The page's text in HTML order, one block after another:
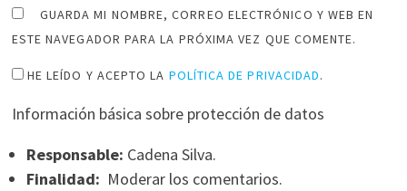
GUARDA MI NOMBRE, CORREO ELECTRÓNICO Y WEB EN
ESTE NAVEGADOR PARA LA PRÓXIMA VEZ QUE COMENTE.
HE LEÍDO Y ACEPTO LA POLÍTICA DE PRIVACIDAD.
Información básica sobre protección de datos
Responsable: Cadena Silva.
Finalidad: Moderar los comentarios.